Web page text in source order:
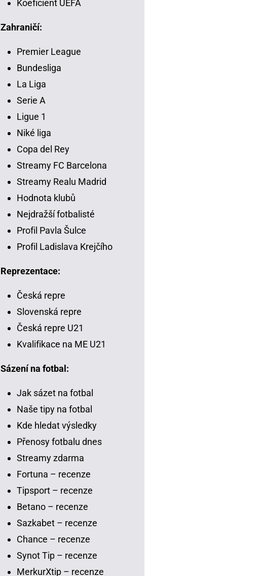
Koeficient UEFA
Zahraničí:
Premier League
Bundesliga
La Liga
Serie A
Ligue 1
Niké liga
Copa del Rey
Streamy FC Barcelona
Streamy Realu Madrid
Hodnota klubů
Nejdražší fotbalisté
Profil Pavla Šulce
Profil Ladislava Krejčího
Reprezentace:
Česká repre
Slovenská repre
Česká repre U21
Kvalifikace na ME U21
Sázení na fotbal:
Jak sázet na fotbal
Naše tipy na fotbal
Kde hledat výsledky
Přenosy fotbalu dnes
Streamy zdarma
Fortuna – recenze
Tipsport – recenze
Betano – recenze
Sazkabet – recenze
Chance – recenze
Synot Tip – recenze
MerkurXtip – recenze